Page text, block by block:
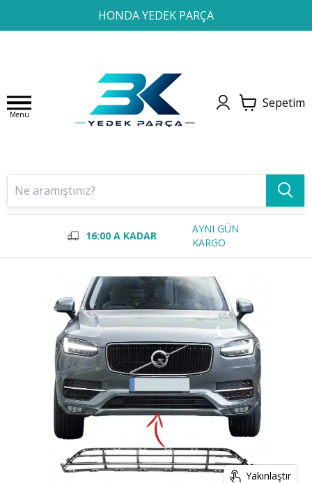
HONDA YEDEK PARÇA
1 2 3 4
Menu
Sepetim
16:00 A KADAR
AYNI GÜN
KARGO
Yakınlaştır